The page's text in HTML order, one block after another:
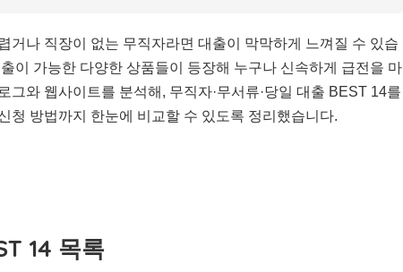
거나 직장이 없는 무직자라면 대출이 막막하게 느껴질 수 있습
이 가능한 다양한 상품들이 등장해 누구나 신속하게 급전을 마
그와 웹사이트를 분석해, 무직자·무서류·당일 대출 BEST 14를
청 방법까지 한눈에 비교할 수 있도록 정리했습니다.
14 목록